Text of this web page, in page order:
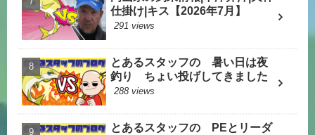
仕掛け|キス【2026年7月】
291 views
とあるスタッフの 暑い日は夜
釣り ちょい投げしてきました
288 views
とあるスタッフの PEとリーダ